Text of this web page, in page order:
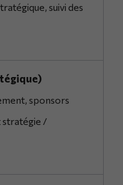
suivi des
sponsors
stratégie /